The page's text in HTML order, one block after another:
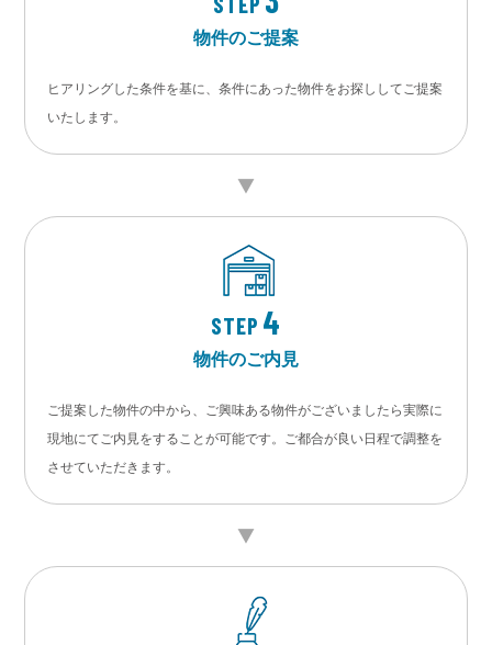
物件のご提案
ヒアリングした条件を基に、条件にあった物件をお探ししてご提案
いたします。
STEP 4
物件のご内見
ご提案した物件の中から、ご興味ある物件がございましたら実際に
現地にてご内見をすることが可能です。ご都合が良い日程で調整を
させていただきます。